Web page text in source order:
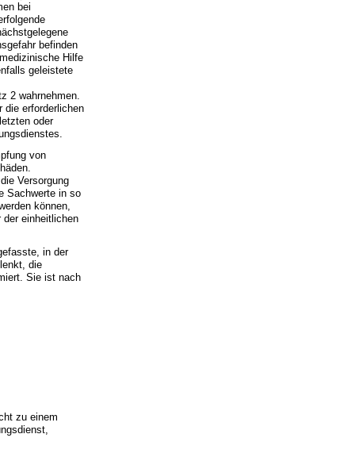
bei
befinden
Hilfe
geleistete
2 wahrnehmen.
die erforderlichen
oder
von
Versorgung
Sachwerte in so
können,
der einheitlichen
in der
die
Sie ist nach
zu einem